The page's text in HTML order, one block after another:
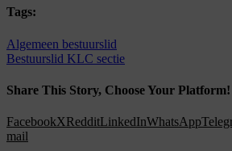
Tags:
Algemeen bestuurslid
Bestuurslid KLC sectie
Share This Story, Choose Your Platform!
FacebookXRedditLinkedInWhatsApp
mail